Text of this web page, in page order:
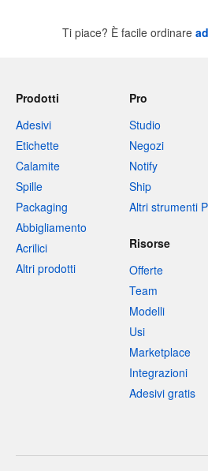
Ti piace? È facile ordinare
Prodotti
Adesivi
Etichette
Calamite
Spille
Packaging
Abbigliamento
Acrilici
Altri prodotti
Pro
Studio
Negozi
Notify
Ship
Altri strumenti
Risorse
Offerte
Team
Modelli
Usi
Marketplace
Integrazioni
Adesivi gratis